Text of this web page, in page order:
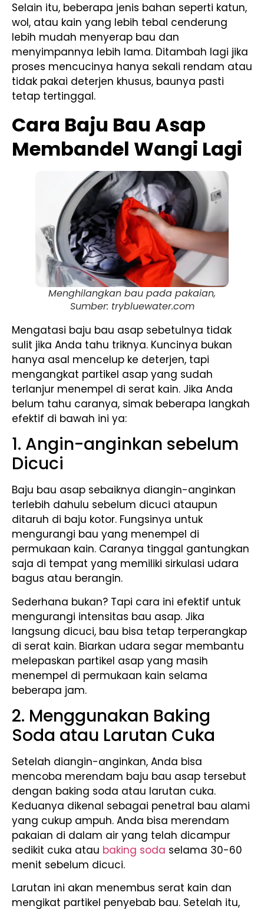
Selain itu, beberapa jenis bahan seperti katun,
wol, atau kain yang lebih tebal cenderung
lebih mudah menyerap bau dan
menyimpannya lebih lama. Ditambah lagi jika
proses mencucinya hanya sekali rendam atau
tidak pakai deterjen khusus, baunya pasti
tetap tertinggal.
Cara Baju Bau Asap
Membandel Wangi Lagi
Menghilangkan bau pada pakaian,
Sumber: trybluewater.com
Mengatasi baju bau asap sebetulnya tidak
sulit jika Anda tahu triknya. Kuncinya bukan
hanya asal mencelup ke deterjen, tapi
mengangkat partikel asap yang sudah
terlanjur menempel di serat kain. Jika Anda
belum tahu caranya, simak beberapa langkah
efektif di bawah ini ya:
1. Angin-anginkan sebelum
Dicuci
Baju bau asap sebaiknya diangin-anginkan
terlebih dahulu sebelum dicuci ataupun
ditaruh di baju kotor. Fungsinya untuk
mengurangi bau yang menempel di
permukaan kain. Caranya tinggal gantungkan
saja di tempat yang memiliki sirkulasi udara
bagus atau berangin.
Sederhana bukan? Tapi cara ini efektif untuk
mengurangi intensitas bau asap. Jika
langsung dicuci, bau bisa tetap terperangkap
di serat kain. Biarkan udara segar membantu
melepaskan partikel asap yang masih
menempel di permukaan kain selama
beberapa jam.
2. Menggunakan Baking
Soda atau Larutan Cuka
Setelah diangin-anginkan, Anda bisa
mencoba merendam baju bau asap tersebut
dengan baking soda atau larutan cuka.
Keduanya dikenal sebagai penetral bau alami
yang cukup ampuh. Anda bisa merendam
pakaian di dalam air yang telah dicampur
sedikit cuka atau baking soda selama 30-60
menit sebelum dicuci.
Larutan ini akan menembus serat kain dan
mengikat partikel penyebab bau. Setelah itu,